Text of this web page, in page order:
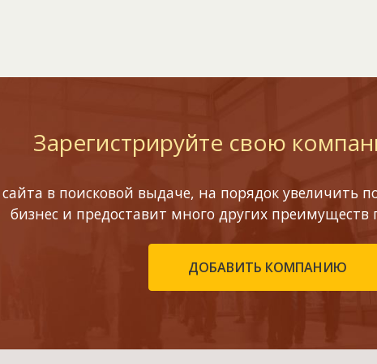
Зарегистрируйте свою
в поисковой выдаче, на порядок увеличить
бизнес и предоставит много других преимуществ
ДОБАВИТЬ КОМПАНИЮ